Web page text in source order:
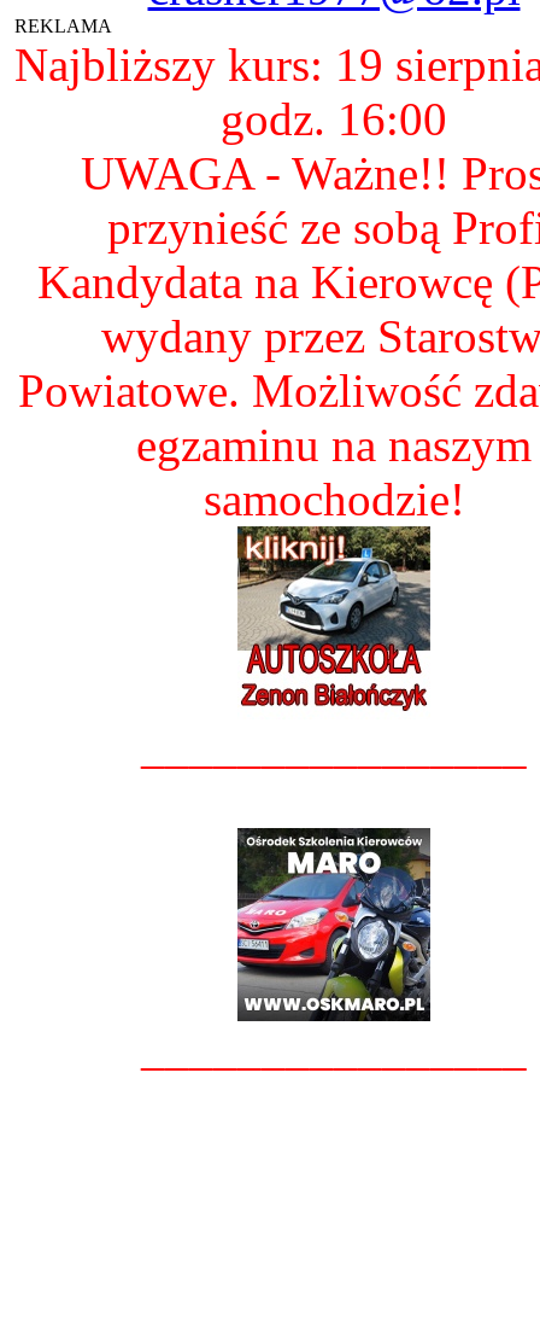
REKLAMA
Najbliższy kurs: 19
godz. 16:00
UWAGA - Ważne!!
przynieść ze sobą
Kandydata na Kierowcę
wydany przez
Powiatowe. Możliwość
egzaminu na naszym
samochodzie!